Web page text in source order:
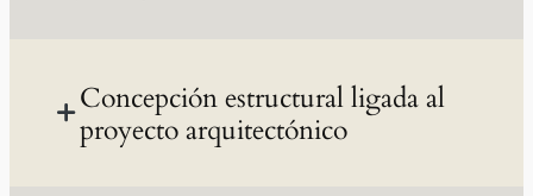
Configuración y análisis de estructuras
espaciales funiculares
Concepción estructural ligada al
proyecto arquitectónico